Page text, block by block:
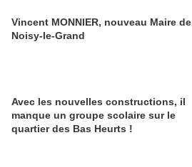
Vincent MONNIER, nouveau Maire de
Noisy-le-Grand
Avec les nouvelles constructions, il
manque un groupe scolaire sur le
quartier des Bas Heurts !